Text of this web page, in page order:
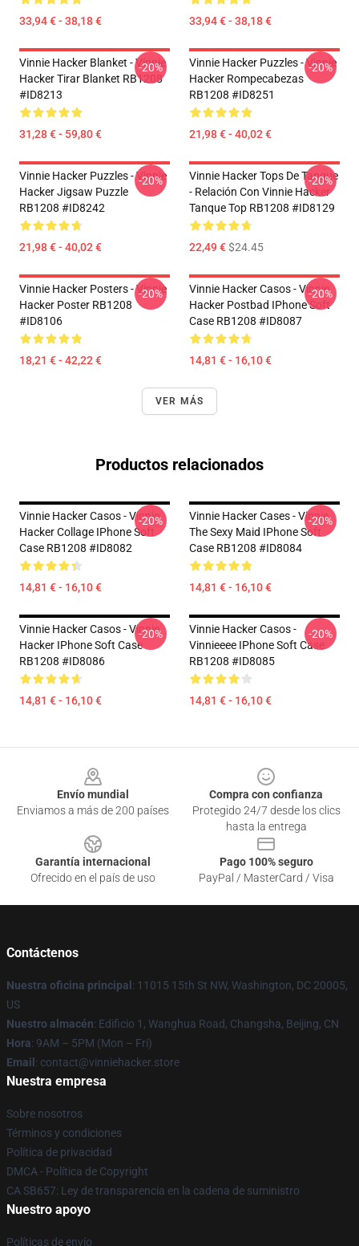
33,94 € - 38,18 € 33,94 € - 38,18 €
Vinnie Hacker Blanket - Vinnie
Hacker Tirar Blanket RB1208
#ID8213
31,28 € - 59,80 €
-20%
Vinnie Hacker Puzzles - Vinnie
Hacker Rompecabezas
RB1208 #ID8251
21,98 € - 40,02 €
-20%
Vinnie Hacker Puzzles - Vinnie
Hacker Jigsaw Puzzle
RB1208 #ID8242
21,98 € - 40,02 €
-20%
Vinnie Hacker Tops De Tanque
- Relación Con Vinnie Hacker
Tanque Top RB1208 #ID8129
22,49 €$24.45
-20%
Vinnie Hacker Posters - Vinnie
Hacker Poster RB1208
#ID8106
18,21 € - 42,22 €
-20%
Vinnie Hacker Casos - Vinnie
Hacker Postbad IPhone Soft
Case RB1208 #ID8087
14,81 € - 16,10 €
-20%
VER MÁS
Productos relacionados
Vinnie Hacker Casos - Vinnie
Hacker Collage IPhone Soft
Case RB1208 #ID8082
14,81 € - 16,10 €
-20%
Vinnie Hacker Cases - Vinnie
The Sexy Maid IPhone Soft
Case RB1208 #ID8084
14,81 € - 16,10 €
-20%
Vinnie Hacker Casos - Vinnie
Hacker IPhone Soft Case
RB1208 #ID8086
14,81 € - 16,10 €
-20%
Vinnie Hacker Casos -
Vinnieeee IPhone Soft Case
RB1208 #ID8085
14,81 € - 16,10 €
-20%
Envío mundial
Enviamos a más de 200 países
Compra con confianza
Protegido 24/7 desde los clics
hasta la entrega
Garantía internacional
Ofrecido en el país de uso
Pago 100% seguro
PayPal / MasterCard / Visa
Contáctenos
Nuestra oficina principal : 11015 15th St NW, Washington, DC 20005,
US
Nuestro almacén: Edificio 1, Wanghua Road, Changsha, Beijing, CN
Hora: 9AM – 5PM (Mon – Fri)
Email : contact@vinniehacker.store
Nuestra empresa
Sobre nosotros
Términos y condiciones
Política de privacidad
DMCA - Política de Copyright
CA SB657: Ley de transparencia en la cadena de suministro
Nuestro apoyo
Políticas de envío